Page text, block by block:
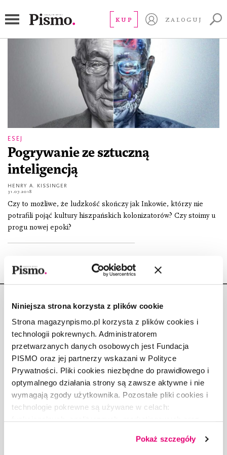
Niniejsza strona korzysta z plików cookie
Strona magazynpismo.pl korzysta z plików cookies i
technologii pokrewnych. Administratorem
przetwarzanych danych osobowych jest Fundacja
PISMO oraz jej partnerzy wskazani w Polityce
Prywatności. Pliki cookies niezbędne do prawidłowego i
optymalnego działania strony są zawsze aktywne i nie
wymagają zgody użytkownika. Pozostałe pliki cookies i
technologie pokrewne są używane w celach:
dobrowolną zgodę na pliki cookies i technologie
Pokaż szczegóły
KUP ZALOGUJ
ESEJ
Pogrywanie ze sztuczną
inteligencją
HENRY A. KISSINGER
31.07.2018
Czy to możliwe, że ludzkość skończy jak Inkowie, którzy nie
potrafili pojąć kultury hiszpańskich kolonizatorów? Czy stoimy u
progu nowej epoki?
Copyright © Fundacja Pismo
O „PIŚMIE”